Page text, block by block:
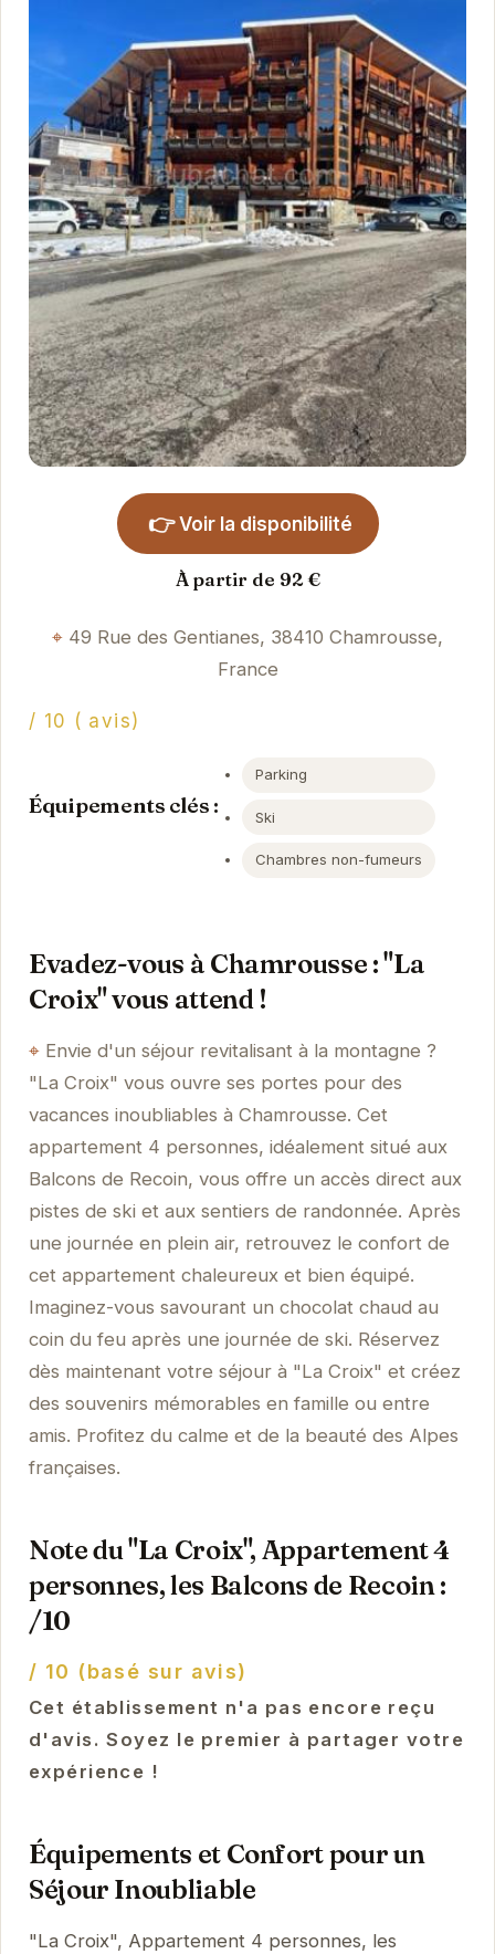
👉 Voir la disponibilité
À partir de 92 €
49 Rue des Gentianes, 38410 Chamrousse,
France
/ 10 ( avis)
Équipements clés :
Parking
Ski
Chambres non-fumeurs
Evadez-vous à Chamrousse : "La
Croix" vous attend !
Envie d'un séjour revitalisant à la montagne ?
"La Croix" vous ouvre ses portes pour des
vacances inoubliables à Chamrousse. Cet
appartement 4 personnes, idéalement situé aux
Balcons de Recoin, vous offre un accès direct aux
pistes de ski et aux sentiers de randonnée. Après
une journée en plein air, retrouvez le confort de
cet appartement chaleureux et bien équipé.
Imaginez-vous savourant un chocolat chaud au
coin du feu après une journée de ski. Réservez
dès maintenant votre séjour à "La Croix" et créez
des souvenirs mémorables en famille ou entre
amis. Profitez du calme et de la beauté des Alpes
françaises.
Note du "La Croix", Appartement 4
personnes, les Balcons de Recoin :
/10
/ 10 (basé sur avis)
Cet établissement n'a pas encore reçu
d'avis. Soyez le premier à partager votre
expérience !
Équipements et Confort pour un
Séjour Inoubliable
"La Croix", Appartement 4 personnes, les